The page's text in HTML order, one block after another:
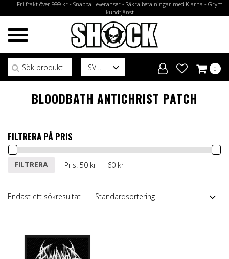
Fri frakt över 999 kr - Snabba Leveranser - Säkra betalningar med Klarna - Grym
kundtjänst
SV
Sök efter:
0
BLOODBATH ANTICHRIST PATCH
FILTRERA PÅ PRIS
Min
MaxFILTRERA Pris: 50 kr— 60 kr
Endast ett sökresultat